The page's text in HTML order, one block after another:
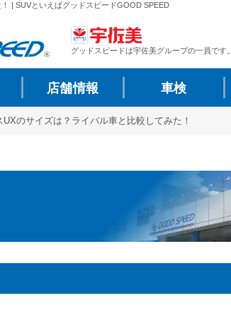
| SUVといえばグッドスピードGOOD SPEED
グッドスピードは宇佐美グループの一員です。
店舗情報 車検
UXのサイズは？ライバル車と比較してみた！